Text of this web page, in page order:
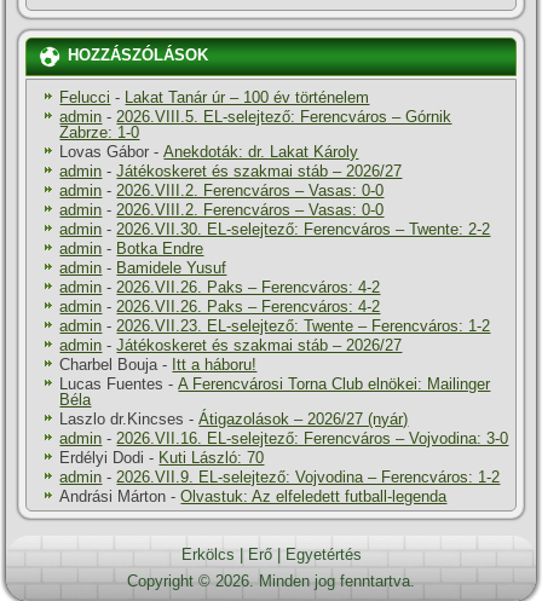
HOZZÁSZÓLÁSOK
Felucci - Lakat Tanár úr – 100 év történelem
admin -2026.VIII.5. EL-selejtező: Ferencváros – Górnik
Zabrze: 1-0
Lovas Gábor -Anekdoták: dr. Lakat Károly
admin -Játékoskeret és szakmai stáb – 2026/27
admin -2026.VIII.2. Ferencváros – Vasas: 0-0
admin -2026.VIII.2. Ferencváros – Vasas: 0-0
admin -2026.VII.30. EL-selejtező: Ferencváros – Twente: 2-2
admin - Botka Endre
admin - Bamidele Yusuf
admin -2026.VII.26. Paks – Ferencváros: 4-2
admin -2026.VII.26. Paks – Ferencváros: 4-2
admin -2026.VII.23. EL-selejtező: Twente – Ferencváros: 1-2
admin -Játékoskeret és szakmai stáb – 2026/27
Charbel Bouja- Itt a háboru!
Lucas Fuentes -A Ferencvárosi Torna Club elnökei: Mailinger
Béla
Laszlo dr.Kincses -Átigazolások – 2026/27 (nyár)
admin -2026.VII.16. EL-selejtező: Ferencváros – Vojvodina: 3-0
Erdélyi Dodi - Kuti László: 70
admin -2026.VII.9. EL-selejtező: Vojvodina – Ferencváros: 1-2
Andrási Márton -Olvastuk: Az elfeledett futball-legenda
Erkölcs Erő|
Egyetértés
Copyright © 2026. Minden jog fenntartva.